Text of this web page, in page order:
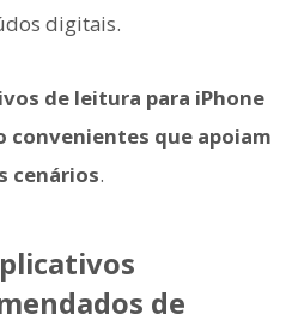
digitais.
de leitura para iPhone
que apoiam
cenários.
de